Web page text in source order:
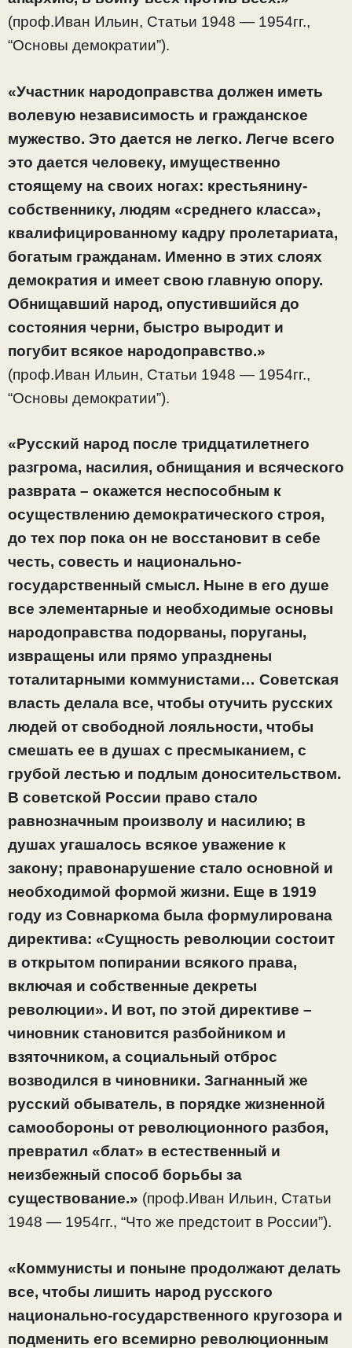
(проф.Иван Ильин, Статьи 1948 — 1954гг.,
“Основы демократии”).
«Участник народоправства должен иметь
волевую независимость и гражданское
мужество. Это дается не легко. Легче всего
это дается человеку, имущественно
стоящему на своих ногах: крестьянину-
собственнику, людям «среднего класса»,
квалифицированному кадру пролетариата,
богатым гражданам. Именно в этих слоях
демократия и имеет свою главную опору.
Обнищавший народ, опустившийся до
состояния черни, быстро выродит и
погубит всякое народоправство.»
(проф.Иван Ильин, Статьи 1948 — 1954гг.,
“Основы демократии”).
«Русский народ после тридцатилетнего
разгрома, насилия, обнищания и всяческого
разврата – окажется неспособным к
осуществлению демократического строя,
до тех пор пока он не восстановит в себе
честь, совесть и национально-
государственный смысл. Ныне в его душе
все элементарные и необходимые основы
народоправства подорваны, поруганы,
извращены или прямо упразднены
тоталитарными коммунистами… Советская
власть делала все, чтобы отучить русских
людей от свободной лояльности, чтобы
смешать ее в душах с пресмыканием, с
грубой лестью и подлым доносительством.
В советской России право стало
равнозначным произволу и насилию; в
душах угашалось всякое уважение к
закону; правонарушение стало основной и
необходимой формой жизни. Еще в 1919
году из Совнаркома была формулирована
директива: «Сущность революции состоит
в открытом попирании всякого права,
включая и собственные декреты
революции». И вот, по этой директиве –
чиновник становится разбойником и
взяточником, а социальный отброс
возводился в чиновники. Загнанный же
русский обыватель, в порядке жизненной
самообороны от революционного разбоя,
превратил «блат» в естественный и
неизбежный способ борьбы за
существование.» (проф.Иван Ильин, Статьи
1948 — 1954гг., “Что же предстоит в России”).
«Коммунисты и поныне продолжают делать
все, чтобы лишить народ русского
национально-государственного кругозора и
подменить его всемирно революционным